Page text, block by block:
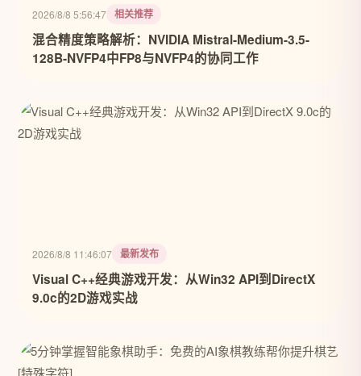
2026/8/8 5:56:47 相关推荐
混合精度策略解析：NVIDIA Mistral-Medium-3.5-
128B-NVFP4中FP8与NVFP4的协同工作
2026/8/8 11:46:07 最新发布
Visual C++经典游戏开发：从Win32 API到DirectX
9.0c的2D游戏实战